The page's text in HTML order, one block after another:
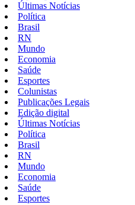
Últimas Notícias
Política
Brasil
RN
Mundo
Economia
Saúde
Esportes
Colunistas
Publicações Legais
Edição digital
Últimas Notícias
Política
Brasil
RN
Mundo
Economia
Saúde
Esportes